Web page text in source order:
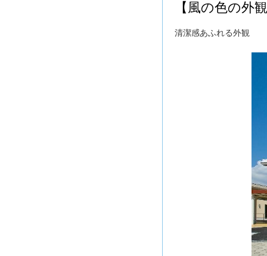
【風の色の外
清潔感あふれる外観